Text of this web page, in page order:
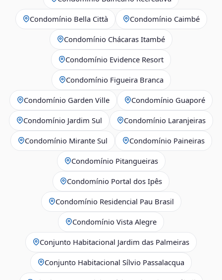
Condomínio Bella Città Condomínio Caimbé
Condomínio Chácaras Itambé
Condomínio Evidence Resort
Condomínio Figueira Branca
Condomínio Garden Ville Condomínio Guaporé
Condomínio Jardim Sul Condomínio Laranjeiras
Condomínio Mirante Sul Condomínio Paineiras
Condomínio Pitangueiras
Condomínio Portal dos Ipês
Condomínio Residencial Pau Brasil
Condomínio Vista Alegre
Conjunto Habitacional Jardim das Palmeiras
Conjunto Habitacional Sílvio Passalacqua